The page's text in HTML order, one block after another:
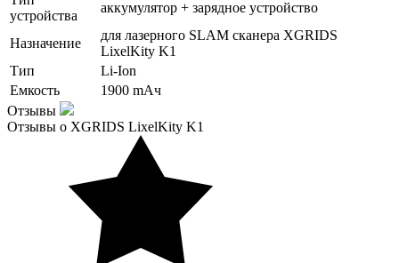
устройства
аккумулятор + зарядное устройство
Назначение
для лазерного SLAM сканера XGRIDS
LixelKity K1
Тип
Li-Ion
Емкость
1900 mАч
Отзывы
Отзывы о XGRIDS LixelKity K1